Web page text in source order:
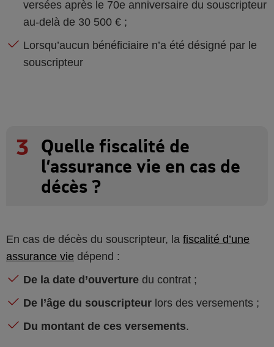
versées après le 70e anniversaire du souscripteur
au-delà de 30 500 € ;
Lorsqu’aucun bénéficiaire n’a été désigné par le
souscripteur
3
Quelle fiscalité de
l’assurance vie en cas de
décès ?
En cas de décès du souscripteur, la fiscalité d’une
assurance vie dépend :
De la date d’ouverture du contrat ;
De l’âge du souscripteur lors des versements ;
Du montant de ces versements.